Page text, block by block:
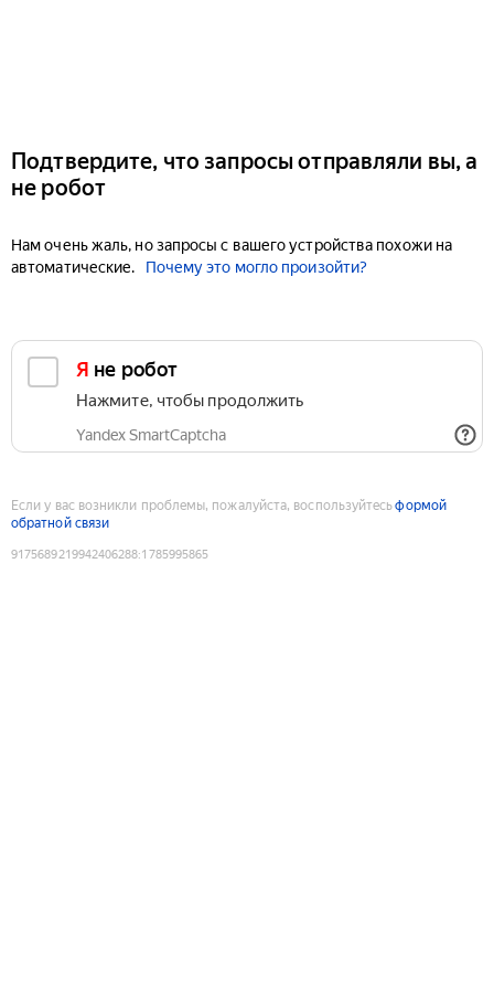
Подтвердите, что запросы отправляли вы, а
не робот
Нам очень жаль, но запросы с вашего устройства похожи на
автоматические.
Почему это могло произойти?
Я не робот
Нажмите, чтобы продолжить
Yandex SmartCaptcha
Если у вас возникли проблемы, пожалуйста, воспользуйтесьформой
обратной связи
9175689219942406288:1785995865